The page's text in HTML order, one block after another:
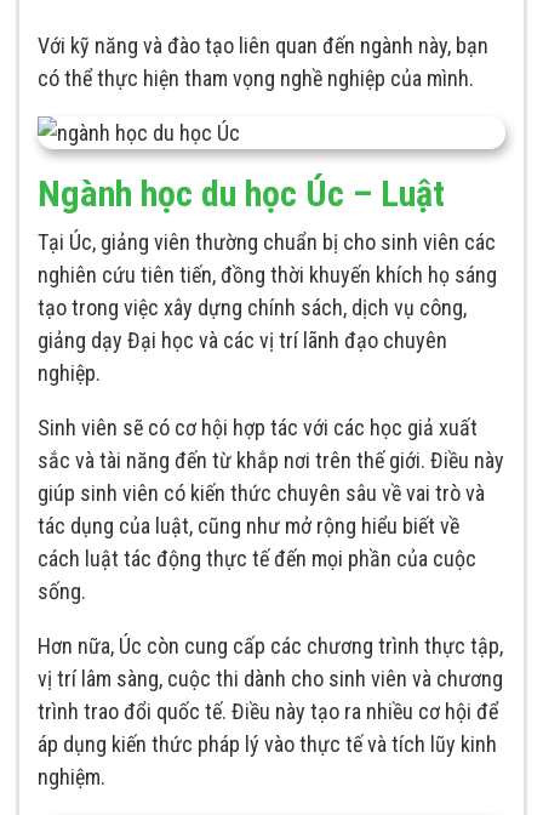
Với kỹ năng và đào tạo liên quan đến ngành này, bạn
có thể thực hiện tham vọng nghề nghiệp của mình.
Ngành học du học Úc – Luật
Tại Úc, giảng viên thường chuẩn bị cho sinh viên các
nghiên cứu tiên tiến, đồng thời khuyến khích họ sáng
tạo trong việc xây dựng chính sách, dịch vụ công,
giảng dạy Đại học và các vị trí lãnh đạo chuyên
nghiệp.
Sinh viên sẽ có cơ hội hợp tác với các học giả xuất
sắc và tài năng đến từ khắp nơi trên thế giới. Điều này
giúp sinh viên có kiến thức chuyên sâu về vai trò và
tác dụng của luật, cũng như mở rộng hiểu biết về
cách luật tác động thực tế đến mọi phần của cuộc
sống.
Hơn nữa, Úc còn cung cấp các chương trình thực tập,
vị trí lâm sàng, cuộc thi dành cho sinh viên và chương
trình trao đổi quốc tế. Điều này tạo ra nhiều cơ hội để
áp dụng kiến thức pháp lý vào thực tế và tích lũy kinh
nghiệm.